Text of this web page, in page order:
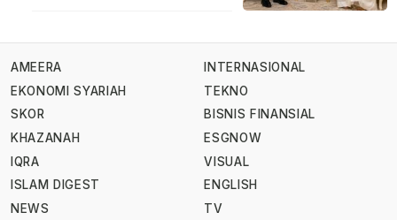
AMEERA
EKONOMI SYARIAH
SKOR
KHAZANAH
IQRA
ISLAM DIGEST
NEWS
INTERNASIONAL
TEKNO
BISNIS FINANSIAL
ESGNOW
VISUAL
ENGLISH
TV